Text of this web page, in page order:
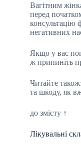
Вагітним
перед
консультацію
негативних
Якщо у вас
ж припиніть
Читайте
та шкоду, як
до змісту ↑
Лікувальні